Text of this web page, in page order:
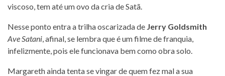
viscoso, tem até um ovo da cria de Satã.
Nesse ponto entra a trilha oscarizada de Jerry Goldsmith
Ave Satani, afinal, se lembra que é um filme de franquia,
infelizmente, pois ele funcionava bem como obra solo.
Margareth ainda tenta se vingar de quem fez mal a sua